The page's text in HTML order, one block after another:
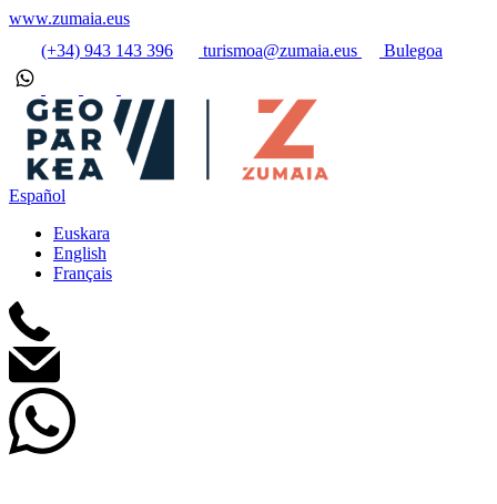
www.zumaia.eus
(+34) 943 143 396
turismoa@zumaia.eus Bulegoa
Español
Euskara
English
Français